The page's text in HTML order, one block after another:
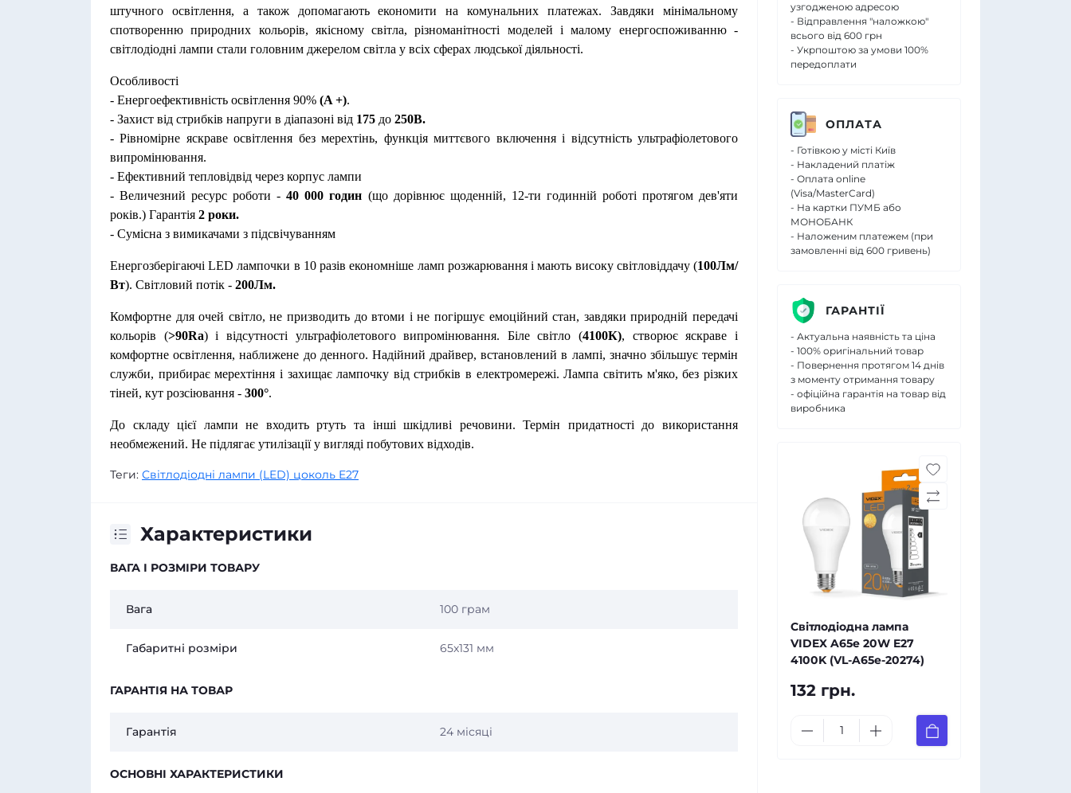
штучного освітлення, а також допомагають економити на комунальних платежах. Завдяки мінімальному
спотворенню природних кольорів, якісному світла, різноманітності моделей і малому енергоспоживанню -
світлодіодні лампи стали головним джерелом світла у всіх сферах людської діяльності.
Особливості
- Енергоефективність освітлення 90% (A +).
- Захист від стрибків напруги в діапазоні від 175 до 250В.
- Рівномірне яскраве освітлення без мерехтінь, функція миттєвого включення і відсутність ультрафіолетового
випромінювання.
- Ефективний тепловідвід через корпус лампи
- Величезний ресурс роботи -40 000 годин (що дорівнює щоденній, 12-ти годинній роботі протягом дев'яти
років.) Гарантія 2 роки.
- Сумісна з вимикачами з підсвічуванням
Енергозберігаючі LED лампочки в 10 разів економніше ламп розжарювання і мають високу світловіддачу (100Лм/
Вт). Світловий потік - 200Лм.
Комфортне для очей світло, не призводить до втоми і не погіршує емоційний стан, завдяки природній передачі
кольорів (>90Ra) і відсутності ультрафіолетового випромінювання. Біле світло (4100К), створює яскраве і
комфортне освітлення, наближене до денного. Надійний драйвер, встановлений в лампі, значно збільшує термін
служби, прибирає мерехтіння і захищає лампочку від стрибків в електромережі. Лампа світить м'яко, без різких
тіней, кут розсіювання - 300°.
До складу цієї лампи не входить ртуть та інші шкідливі речовини. Термін придатності до використання
необмежений. Не підлягає утилізації у вигляді побутових відходів.
Теги: Світлодіодні лампи (LED) цоколь E27
Характеристики
ВАГА І РОЗМІРИ ТОВАРУ
Вага 100 грам
Габаритні розміри 65x131 мм
ГАРАНТІЯ НА ТОВАР
Гарантія 24 місяці
ОСНОВНІ ХАРАКТЕРИСТИКИ
узгодженою адресою
- Відправлення "наложкою"
всього від 600 грн
- Укрпоштою за умови 100%
передоплати
ОПЛАТА
- Готівкою у місті Київ
- Накладений платіж
- Оплата online
(Visa/MasterCard)
- На картки ПУМБ або
МОНОБАНК
- Наложеним платежем (при
замовленні від 600 гривень)
ГАРАНТІЇ
- Актуальна наявність та ціна
- 100% оригінальний товар
- Повернення протягом 14 днів
з моменту отримання товару
- офіційна гарантія на товар від
виробника
Світлодіодна лампа
VIDEX A65e 20W E27
4100K (VL-A65e-20274)
132 грн.